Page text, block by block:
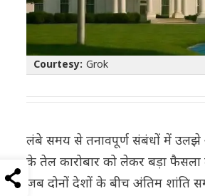
Courtesy: Grok
लंबे समय से तनावपूर्ण संबंधों में उलझे
के तेल कारोबार को लेकर बड़ा
जब दोनों देशों के बीच अंतिम शांति